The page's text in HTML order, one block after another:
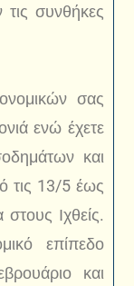
τις συνθήκες
σας
ενώ έχετε
και
τις 13/5 έως
Ιχθείς.
επίπεδο
και